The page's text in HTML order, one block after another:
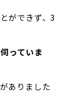
ができず、3
っていま
ありました